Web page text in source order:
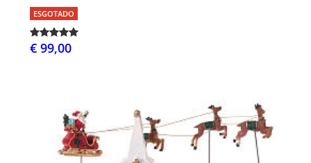
ESGOTADO
€ 99,00